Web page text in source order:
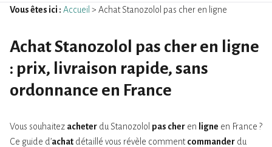
Vous êtes ici : Accueil > Achat Stanozolol pas cher en ligne
Achat Stanozolol pas cher en ligne
: prix, livraison rapide, sans
ordonnance en France
Vous souhaitez acheter du Stanozolol pas cher en ligne en France ?
Ce guide d’achat détaillé vous révèle commentcommander du